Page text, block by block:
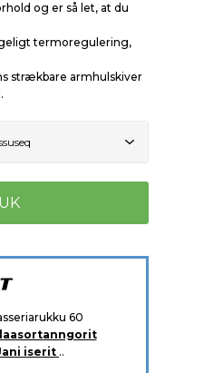
og er så let, at du
termoregulering,
strækbare armhulskiver
60
iserit ..